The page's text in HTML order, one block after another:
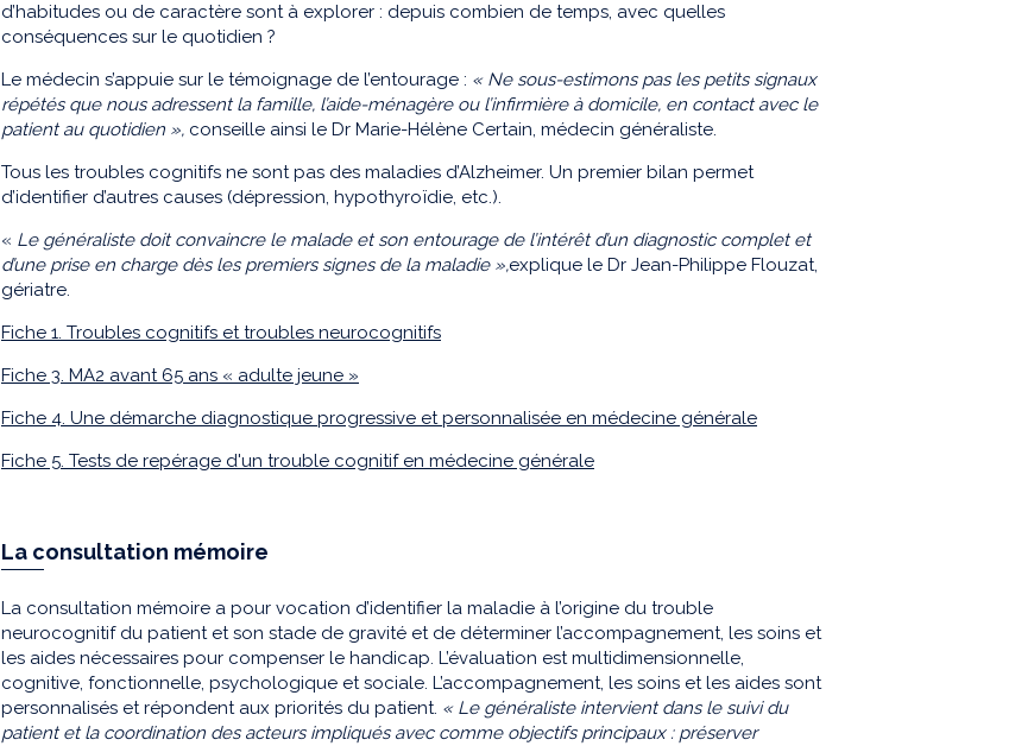
d’habitudes ou de caractère sont à explorer : depuis combien de temps, avec quelles
conséquences sur le quotidien ?
Le médecin s’appuie sur le témoignage de l’entourage : « Ne sous-estimons pas les petits signaux
répétés que nous adressent la famille, l’aide-ménagère ou l’infirmière à domicile, en contact avec le
patient au quotidien », conseille ainsi le Dr Marie-Hélène Certain, médecin généraliste.
Tous les troubles cognitifs ne sont pas des maladies d’Alzheimer. Un premier bilan permet
d’identifier d’autres causes (dépression, hypothyroïdie, etc.).
« Le généraliste doit convaincre le malade et son entourage de l’intérêt d’un diagnostic complet et
d’une prise en charge dès les premiers signes de la maladie »,explique le Dr Jean-Philippe Flouzat,
gériatre.
Fiche 1. Troubles cognitifs et troubles neurocognitifs
Fiche 3. MA2 avant 65 ans « adulte jeune »
Fiche 4. Une démarche diagnostique progressive et personnalisée en médecine générale
Fiche 5. Tests de repérage d'un trouble cognitif en médecine générale
La consultation mémoire
La consultation mémoire a pour vocation d’identifier la maladie à l’origine du trouble
neurocognitif du patient et son stade de gravité et de déterminer l’accompagnement, les soins et
les aides nécessaires pour compenser le handicap. L’évaluation est multidimensionnelle,
cognitive, fonctionnelle, psychologique et sociale. L’accompagnement, les soins et les aides sont
personnalisés et répondent aux priorités du patient. « Le généraliste intervient dans le suivi du
patient et la coordination des acteurs impliqués avec comme objectifs principaux : préserver